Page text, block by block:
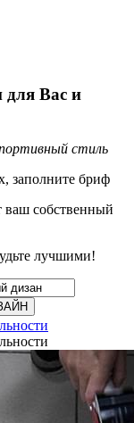
для Вас и
стиль
заполните бриф
собственный
лучшими!